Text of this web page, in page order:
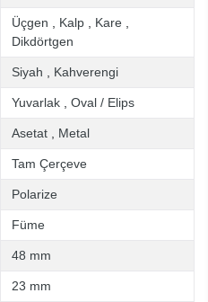
Üçgen Kalp Kare
Dikdörtgen
Siyah Kahverengi
Yuvarlak Oval / Elips
Asetat Metal
Tam Çerçeve
Polarize
Füme
48 mm
23 mm